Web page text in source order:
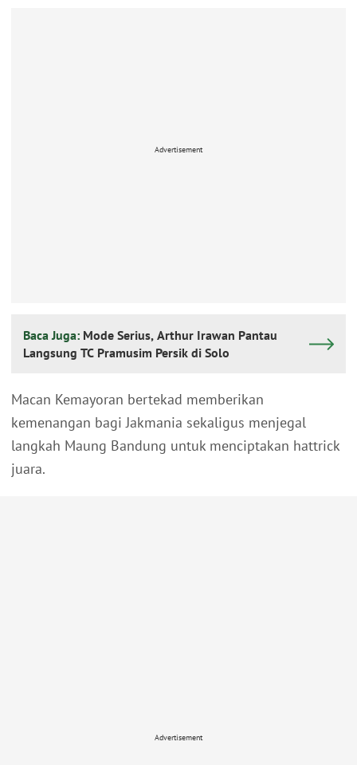
Advertisement
Baca Juga: Mode Serius, Arthur Irawan Pantau
Langsung TC Pramusim Persik di Solo
Macan Kemayoran bertekad memberikan
kemenangan bagi Jakmania sekaligus menjegal
langkah Maung Bandung untuk menciptakan hattrick
juara.
Advertisement